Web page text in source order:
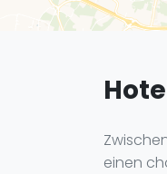
einen